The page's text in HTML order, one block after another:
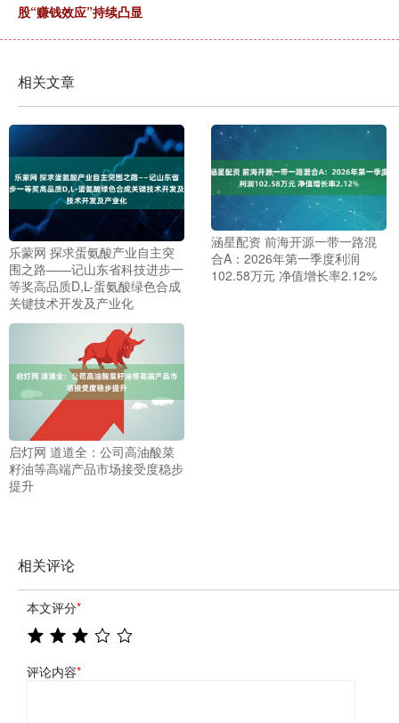
股“赚钱效应”持续凸显
相关文章
乐蒙网 探求蛋氨酸产业自主突
围之路——记山东省科技进步一
等奖高品质D,L-蛋氨酸绿色合成
关键技术开发及产业化
涵星配资 前海开源一带一路混
合A：2026年第一季度利润
102.58万元 净值增长率2.12%
启灯网 道道全：公司高油酸菜
籽油等高端产品市场接受度稳步
提升
相关评论
本文评分*
评论内容*